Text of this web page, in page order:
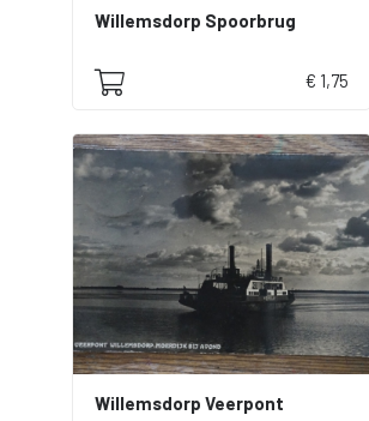
Willemsdorp Spoorbrug
€ 1,75
Willemsdorp Veerpont